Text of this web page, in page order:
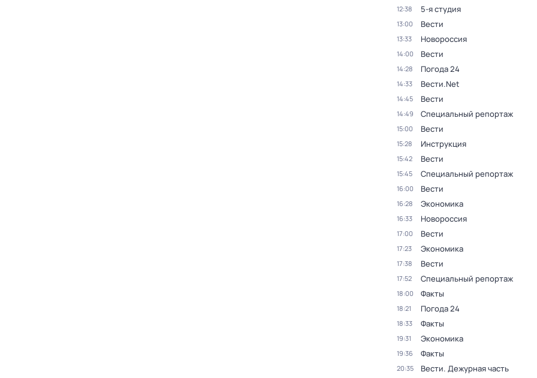
12:38 5-я студия
13:00 Вести
13:33 Новороссия
14:00 Вести
14:28 Погода 24
14:33 Вести.Net
14:45 Вести
14:49 Специальный репортаж
15:00 Вести
15:28 Инструкция
15:42 Вести
15:45 Специальный репортаж
16:00 Вести
16:28 Экономика
16:33 Новороссия
17:00 Вести
17:23 Экономика
17:38 Вести
17:52 Специальный репортаж
18:00 Факты
18:21 Погода 24
18:33 Факты
19:31 Экономика
19:36 Факты
20:35 Вести. Дежурная часть